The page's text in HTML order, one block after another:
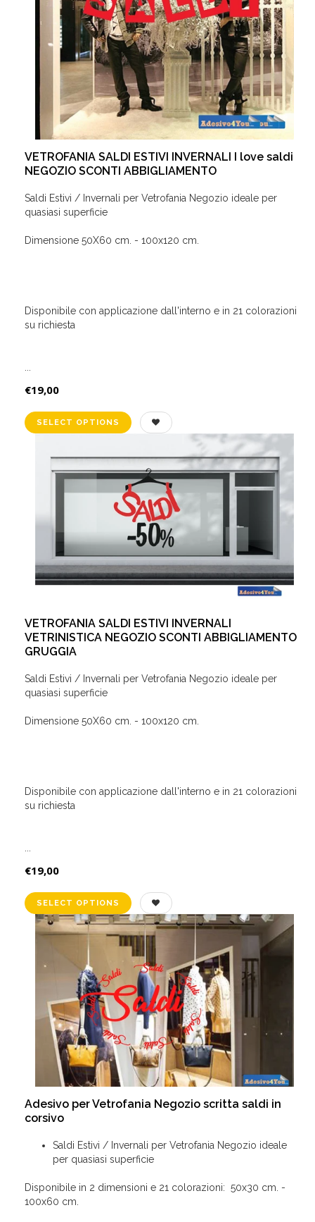
VETROFANIA SALDI ESTIVI INVERNALI I love saldi
NEGOZIO SCONTI ABBIGLIAMENTO
Saldi Estivi / Invernali per Vetrofania Negozio ideale per
quasiasi superficie
Dimensione 50X60 cm. - 100x120 cm.
Disponibile con applicazione dall'interno e in 21 colorazioni
su richiesta
...
€19,00
VETROFANIA SALDI ESTIVI INVERNALI
VETRINISTICA NEGOZIO SCONTI ABBIGLIAMENTO
GRUGGIA
Saldi Estivi / Invernali per Vetrofania Negozio ideale per
quasiasi superficie
Dimensione 50X60 cm. - 100x120 cm.
Disponibile con applicazione dall'interno e in 21 colorazioni
su richiesta
€19,00
Adesivo per Vetrofania Negozio scritta saldi in
corsivo
Saldi Estivi / Invernali per Vetrofania Negozio ideale
per quasiasi superficie
Disponibile in 2 dimensioni e 21 colorazioni: 50x30 cm. -
100x60 cm.